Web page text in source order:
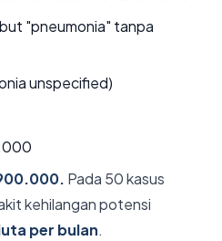
"pneumonia" tanpa
unspecified)
Pada 50 kasus
kehilangan potensi
per bulan.